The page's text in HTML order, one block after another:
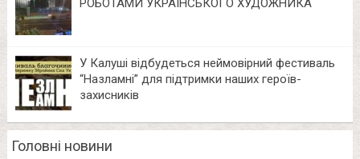
РОБОТАМИ УКРАЇНСЬКОГО ХУДОЖНИКА
У Калуші відбудеться неймовірний фестиваль
“Назламні” для підтримки наших героїв-
захисників
Головні новини